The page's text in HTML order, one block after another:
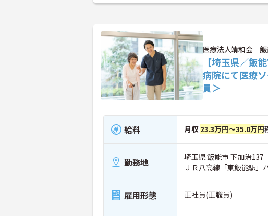
医療法人靖和会 飯
【埼玉県／飯
病院にて医療
員＞
給料 月収 23.3万円～35.0万円
勤務地
埼玉県 飯能市 下加治137
ＪＲ八高線「東飯能駅」
雇用形態 正社員(正職員)